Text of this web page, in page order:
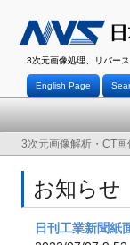
3次元画像処理、リバー
English Page
3次元画像解析・CT
お知らせ
日刊工業新聞紙